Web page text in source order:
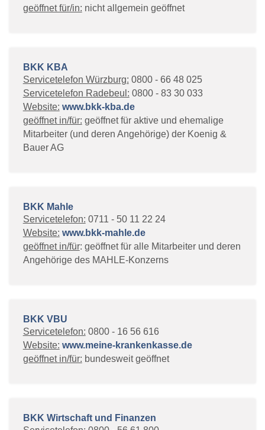
geöffnet für/in: nicht allgemein geöffnet
BKK KBA
Servicetelefon Würzburg: 0800 - 66 48 025
Servicetelefon Radebeul: 0800 - 83 30 033
Website: www.bkk-kba.de
geöffnet in/für: geöffnet für aktive und ehemalige
Mitarbeiter (und deren Angehörige) der Koenig &
Bauer AG
BKK Mahle
Servicetelefon: 0711 - 50 11 22 24
Website: www.bkk-mahle.de
geöffnet in/für: geöffnet für alle Mitarbeiter und deren
Angehörige des MAHLE-Konzerns
BKK VBU
Servicetelefon: 0800 - 16 56 616
Website: www.meine-krankenkasse.de
geöffnet in/für: bundesweit geöffnet
BKK Wirtschaft und Finanzen